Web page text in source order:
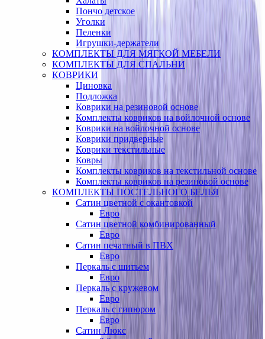
Пончо детское
Уголки
Пеленки
Игрушки-держатели
КОМПЛЕКТЫ ДЛЯ МЯГКОЙ МЕБЕЛИ
КОМПЛЕКТЫ ДЛЯ СПАЛЬНИ
КОВРИКИ
Циновка
Подложка
Коврики на резиновой основе
Комплекты ковриков на войлочной основе
Коврики на войлочной основе
Коврики придверные
Коврики текстильные
Ковры
Комплекты ковриков на текстильной основе
Комплекты ковриков на резиновой основе
КОМПЛЕКТЫ ПОСТЕЛЬНОГО БЕЛЬЯ
Сатин цветной с окантовкой
Евро
Сатин цветной комбинированный
Евро
Сатин печатный в ПВХ
Евро
Перкаль с шитьем
Евро
Перкаль с кружевом
Евро
Перкаль с гипюром
Евро
Сатин Люкс